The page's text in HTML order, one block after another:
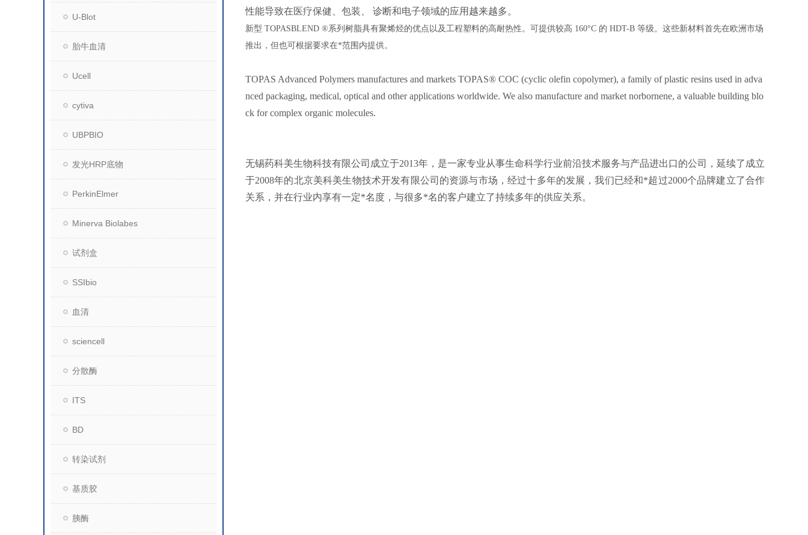
U-Blot
胎牛血清
Ucell
cytiva
UBPBIO
发光HRP底物
PerkinElmer
Minerva Biolabes
试剂盒
SSIbio
血清
sciencell
分散酶
ITS
BD
转染试剂
基质胶
胰酶
性能导致在医疗保健、包装、 诊断和电子领域的应用越来越多。
新型 TOPASBLEND ®系列树脂具有聚烯烃的优点以及工程塑料的高耐热性。可提供较高 160°C 的 HDT-B 等级。这些新材料首先在欧洲市场
推出，但也可根据要求在*范围内提供。
TOPAS Advanced Polymers manufactures and markets TOPAS® COC (cyclic olefin copolymer), a family of plastic resins used in adva
nced packaging, medical, optical and other applications worldwide. We also manufacture and market norbornene, a valuable building blo
ck for complex organic molecules.
无锡药科美生物科技有限公司成立于2013年，是一家专业从事生命科学行业前沿技术服务与产品进出口的公司，延续了成立
于2008年的北京美科美生物技术开发有限公司的资源与市场，经过十多年的发展，我们已经和*超过2000个品牌建立了合作
关系，并在行业内享有一定*名度，与很多*名的客户建立了持续多年的供应关系。